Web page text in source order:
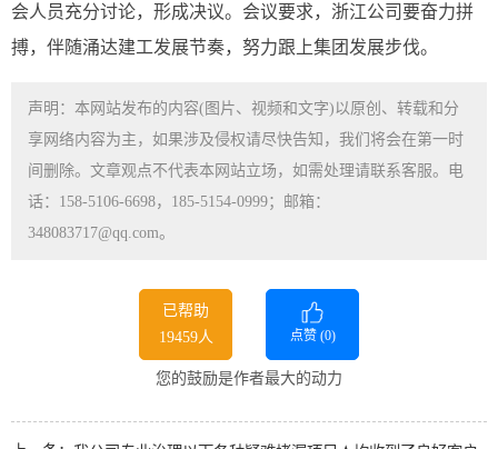
会人员充分讨论，形成决议。会议要求，浙江公司要奋力拼
搏，伴随涌达建工发展节奏，努力跟上集团发展步伐。
声明：本网站发布的内容(图片、视频和文字)以原创、转载和分
享网络内容为主，如果涉及侵权请尽快告知，我们将会在第一时
间删除。文章观点不代表本网站立场，如需处理请联系客服。电
话：158-5106-6698，185-5154-0999；邮箱：
348083717@qq.com。
已帮助
19459人
点赞 (0)
您的鼓励是作者最大的动力